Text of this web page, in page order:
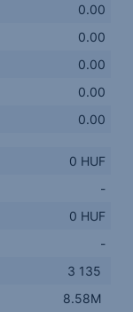
0.00
0.00
0.00
0.00
0.00
0 HUF
-
0 HUF
-
3 135
8.58M